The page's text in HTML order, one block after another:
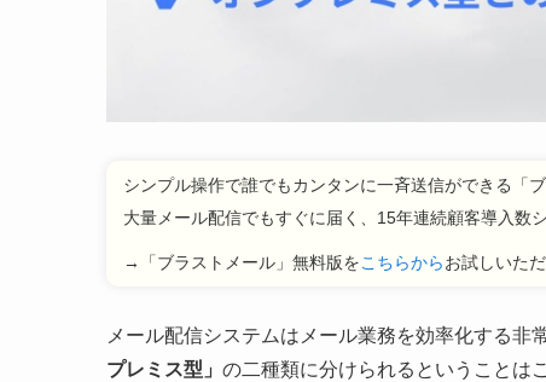
シンプル操作で誰でもカンタンに一斉送信ができる「
大量メール配信でもすぐに届く、15年連続顧客導入数
→「ブラストメール」無料版を こちらから お試しいた
メール配信システムはメール業務を効率化する非
プレミス型」 の二種類に分けられるということは